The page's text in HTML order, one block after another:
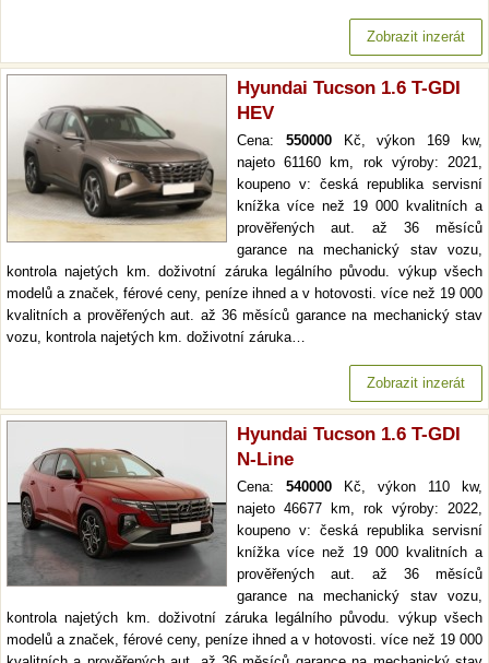
Zobrazit inzerát
Hyundai Tucson 1.6 T-GDI
HEV
Cena: 550000Kč, výkon 169 kw,
najeto 61160 km, rok výroby: 2021,
koupeno v: česká republika servisní
knížka více než 19 000 kvalitních a
prověřených aut. až 36 měsíců
garance na mechanický stav vozu,
kontrola najetých km. doživotní záruka legálního původu. výkup všech
modelů a značek, férové ceny, peníze ihned a v hotovosti. více než 19 000
kvalitních a prověřených aut. až 36 měsíců garance na mechanický stav
vozu, kontrola najetých km. doživotní záruka…
Zobrazit inzerát
Hyundai Tucson 1.6 T-GDI
N-Line
Cena: 540000 Kč, výkon 110 kw,
najeto 46677 km, rok výroby: 2022,
koupeno v: česká republika servisní
knížka více než 19 000 kvalitních a
prověřených aut. až 36 měsíců
garance na mechanický stav vozu,
kontrola najetých km. doživotní záruka legálního původu. výkup všech
modelů a značek, férové ceny, peníze ihned a v hotovosti. více než 19 000